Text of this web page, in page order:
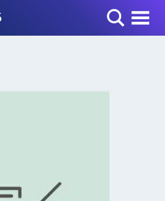
Toggle Menu